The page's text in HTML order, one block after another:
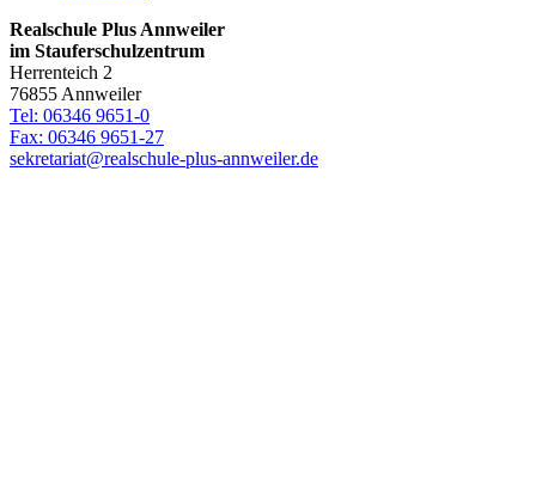
Realschule Plus Annweiler
im Stauferschulzentrum
Herrenteich 2
76855 Annweiler
Tel: 06346 9651-0
Fax: 06346 9651-27
sekretariat@realschule-plus-annweiler.de